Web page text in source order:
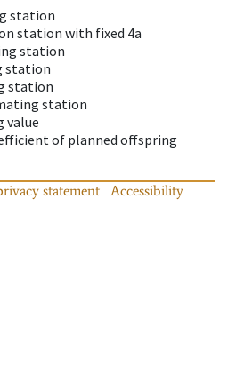
station
station with fixed 4a
station
station
station
station
value
of planned offspring
statement
Accessibility